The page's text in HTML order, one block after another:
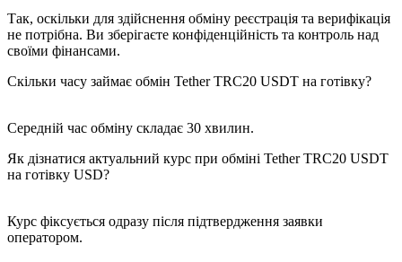
Так, оскільки для здійснення обміну реєстрація та верифікація
не потрібна. Ви зберігаєте конфіденційність та контроль над
своїми фінансами.
Скільки часу займає обмін Tether TRC20 USDT на готівку?
Середній час обміну складає 30 хвилин.
Як дізнатися актуальний курс при обміні Tether TRC20 USDT
на готівку USD?
Курс фіксується одразу після підтвердження заявки
оператором.